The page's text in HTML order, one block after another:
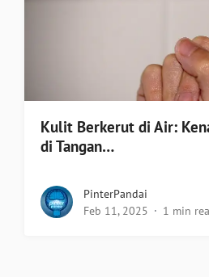
Kulit Berkerut di Air:
di Tangan…
PinterPandai
Feb 11, 2025
1 min